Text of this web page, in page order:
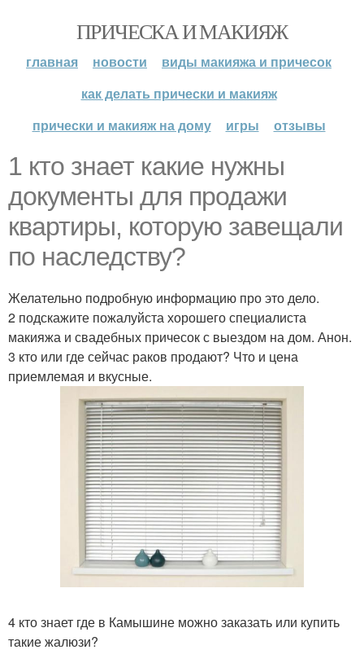
ПРИЧЕСКА И МАКИЯЖ
главная новости
виды макияжа и причесок
как делать прически и макияж
прически и макияж на дому
игры отзывы
1 кто знает какие нужны
документы для продажи
квартиры, которую завещали
по наследству?
Желательно подробную информацию про это дело.
2 подскажите пожалуйста хорошего специалиста
макияжа и свадебных причесок с выездом на дом. Анон.
3 кто или где сейчас раков продают? Что и цена
приемлемая и вкусные.
4 кто знает где в Камышине можно заказать или купить
такие жалюзи?